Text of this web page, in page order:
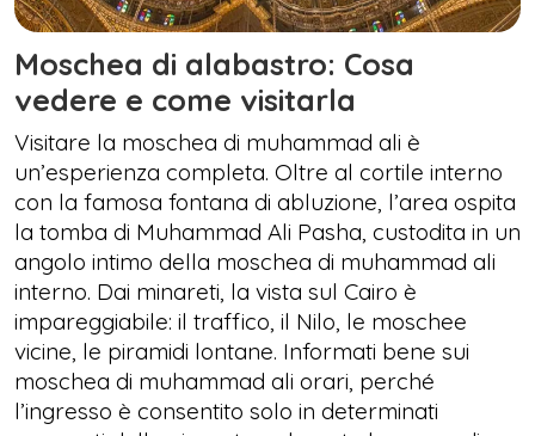
Moschea di alabastro: Cosa
vedere e come visitarla
Visitare la moschea di muhammad ali è
un’esperienza completa. Oltre al cortile interno
con la famosa fontana di abluzione, l’area ospita
la tomba di Muhammad Ali Pasha, custodita in un
angolo intimo della moschea di muhammad ali
interno. Dai minareti, la vista sul Cairo è
impareggiabile: il traffico, il Nilo, le moschee
vicine, le piramidi lontane. Informati bene sui
moschea di muhammad ali orari, perché
l’ingresso è consentito solo in determinati